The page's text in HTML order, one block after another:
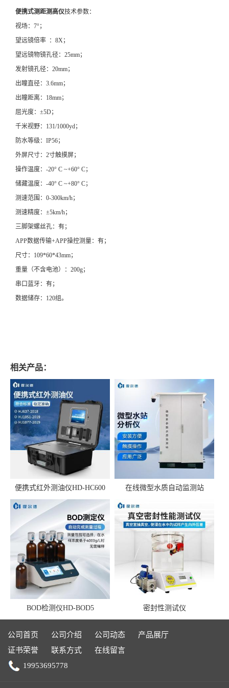
便携式测距测高仪技术参数：
视场：7°；
望远镜倍率 ：8X；
望远镜物镜孔径：25mm；
发射镜孔径：20mm；
出瞳直径：3.6mm；
出瞳距离：18mm；
屈光度：±5D；
千米视野：131/1000yd；
防水等级：IP56；
外屏尺寸：2寸触摸屏；
操作温度：-20° C ~+60° C；
储藏温度：-40° C ~+80° C；
测速范围：0-300km/h；
测速精度：±5km/h；
三脚架螺丝孔：有；
APP数据传输+APP操控测量：有；
尺寸：109*60*43mm；
重量（不含电池）：200g；
串口蓝牙：有；
数据储存：120组。
相关产品：
便携式红外测油仪HD-HC600 在线微型水质自动监测站
BOD检测仪HD-BOD5 密封性测试仪
公司首页 公司介绍 公司动态
产品展厅
证书荣誉
联系方式
在线留言
19953695778